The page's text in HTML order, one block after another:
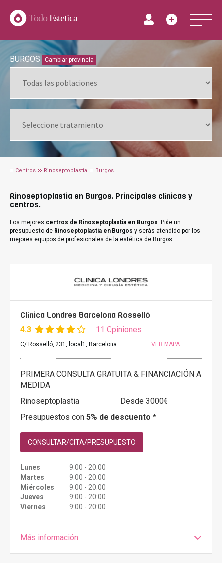
TodoEstetica
BURGOS Cambiar provincia
Centros Rinoseptoplastia Burgos
Rinoseptoplastia en Burgos. Principales clínicas y
centros.
Los mejores centros de Rinoseptoplastia en Burgos. Pide un
presupuesto de Rinoseptoplastia en Burgos y serás atendido por los
mejores equipos de profesionales de la estética de Burgos.
Clínica Londres Barcelona Rosselló
4.3 11 Opiniones
C/ Rosselló, 231, local1, Barcelona VER MAPA
PRIMERA CONSULTA GRATUITA & FINANCIACIÓN A
MEDIDA
Rinoseptoplastia
Desde 3000€
Presupuestos con 5% de descuento *
CONSULTAR/CITA/PRESUPUESTO
Lunes
9:00 - 20:00
Martes
9:00 - 20:00
Miércoles
9:00 - 20:00
Jueves
9:00 - 20:00
Viernes
9:00 - 20:00
Más información